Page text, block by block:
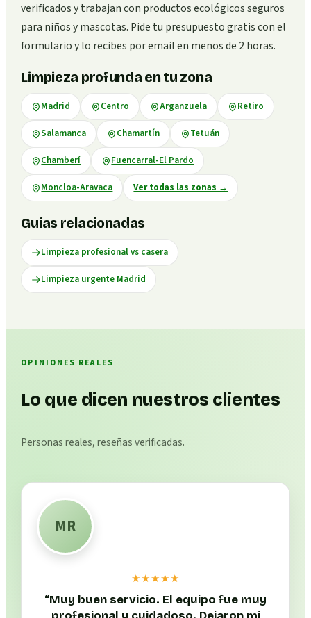
verificados y trabajan con productos ecológicos seguros
para niños y mascotas. Pide tu presupuesto gratis con el
formulario y lo recibes por email en menos de 2 horas.
Limpieza profunda en tu zona
Madrid Centro Arganzuela Retiro
Salamanca Chamartín Tetuán
Chamberí Fuencarral-El Pardo
Moncloa-Aravaca Ver todas las zonas →
Guías relacionadas
Limpieza profesional vs casera
Limpieza urgente Madrid
OPINIONES REALES
Lo que dicen nuestros clientes
Personas reales, reseñas verificadas.
MR
★★★★★
“Muy buen servicio. El equipo fue muy